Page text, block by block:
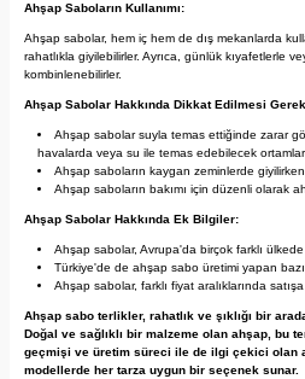
Ahşap Saboların Kullanımı:
Ahşap sabolar, hem iç hem de dış mekanlarda
rahatlıkla giyilebilirler. Ayrıca, günlük kıyafetlerle
kombinlenebilirler.
Ahşap Sabolar Hakkında Dikkat Edilmesi
Ahşap sabolar suyla temas ettiğinde zarar
havalarda veya su ile temas edebilecek
Ahşap saboların kaygan zeminlerde giyilirken
Ahşap saboların bakımı için düzenli olarak
Ahşap Sabolar Hakkında Ek Bilgiler:
Ahşap sabolar, Avrupa'da birçok farklı
Türkiye'de de ahşap sabo üretimi yapan
Ahşap sabolar, farklı fiyat aralıklarında
Ahşap sabo terlikler, rahatlık ve şıklığı bir
Doğal ve sağlıklı bir malzeme olan ahşap, bu
geçmişi ve üretim süreci ile de ilgi çekici olan
modellerde her tarza uygun bir seçenek sunar.